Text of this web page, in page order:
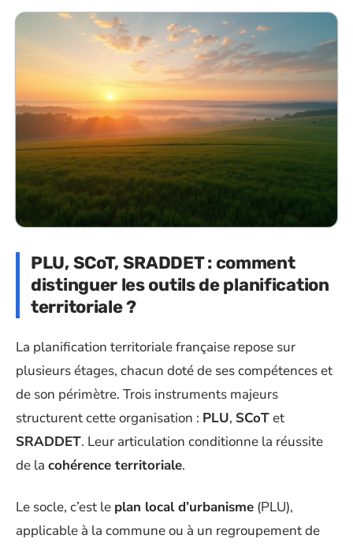
PLU, SCoT, SRADDET : comment
distinguer les outils de planification
territoriale ?
La planification territoriale française repose sur
plusieurs étages, chacun doté de ses compétences et
de son périmètre. Trois instruments majeurs
structurent cette organisation : PLU, SCoTet
SRADDET. Leur articulation conditionne la réussite
de la cohérence territoriale.
Le socle, c’est le plan local d’urbanisme (PLU),
applicable à la commune ou à un regroupement de